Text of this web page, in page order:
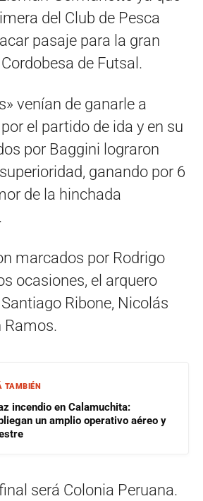
del Club de Pesca
pasaje para la gran
de Futsal.
venían de ganarle a
el partido de ida y en su
por Baggini lograron
ganando por 6
de la hinchada
marcados por Rodrigo
ocasiones, el arquero
Ribone, Nicolás
Ramos.
TAMBIÉN
incendio en Calamuchita:
un amplio operativo aéreo y
será Colonia Peruana.